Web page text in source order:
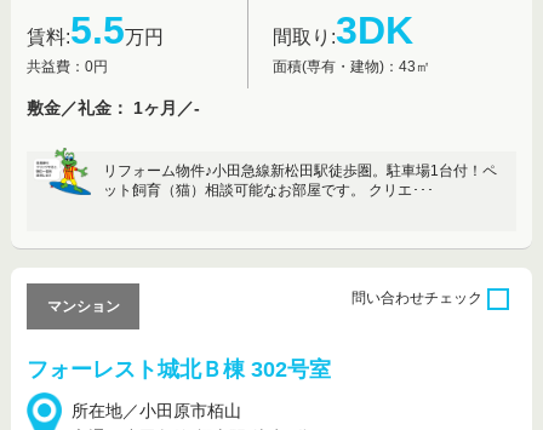
賃料:5.5万円
共益費：0円
間取り:3DK
面積(専有・建物)：43㎡
敷金／礼金： 1ヶ月／-
リフォーム物件♪小田急線新松田駅徒歩圏。駐車場1台付！ペ
ット飼育（猫）相談可能なお部屋です。 クリエ･･･
フォーレスト城北Ｂ棟 302号室
所在地／小田原市栢山
マンション
問い合わせチェック